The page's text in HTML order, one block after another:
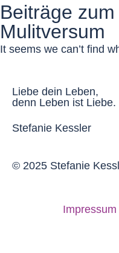
Beiträge
Mulitversum
It seems we can’t find
Liebe dein Leben,
denn Leben ist Liebe.​
Stefanie Kessler
© 2025 Stefanie
Impressum